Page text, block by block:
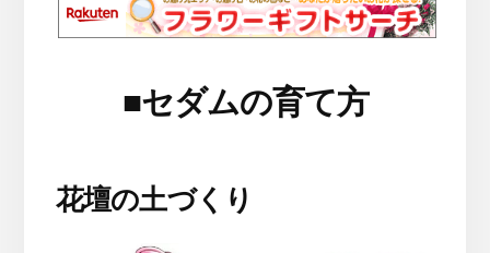
■セダムの育て方
花壇の土づくり